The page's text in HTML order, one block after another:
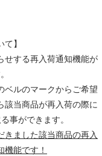
】
せする再入荷通知機能が
ベルのマークからご希望
該当商品が再入荷の際に
事ができます。
きました該当商品の再入
能です！